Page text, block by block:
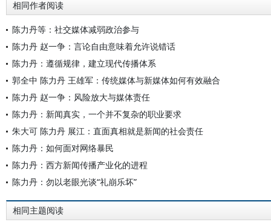
相同作者阅读
陈力丹等：社交媒体减弱政治参与
陈力丹 赵一争：言论自由意味着允许说错话
陈力丹：遵循规律，建立现代传播体系
郭全中 陈力丹 王雄军：传统媒体与新媒体如何有效融合
陈力丹 赵一争：风险放大与媒体责任
陈力丹：新闻真实，一个并不复杂的职业要求
朱大可 陈力丹 展江：直面真相就是新闻的社会责任
陈力丹：如何面对网络暴民
陈力丹：西方新闻传播产业化的进程
陈力丹：勿以老眼光谈“礼崩乐坏”
相同主题阅读